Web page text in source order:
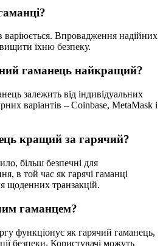
варіюється. Впровадження надійних
їхню безпеку.
гаманець найкращий?
залежить від індивідуальних
варіантів – Coinbase, MetaMask і
кращий за гарячий?
більш безпечні для
в той час як гарячі гаманці
щоденних транзакцій.
гаманцем?
функціонує як гарячий гаманець,
безпеки. Користувачі можуть